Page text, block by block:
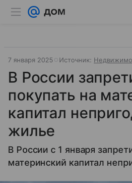
7 января 2025 Источник:
В России
покупать на
капитал
жилье
В России с 1 января
материнский капитал